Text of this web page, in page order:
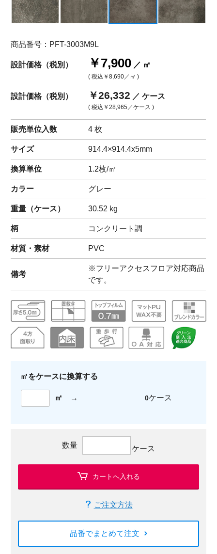
商品番号：PFT-3003M9L
設計価格（税別） ￥7,900 ／ ㎡
( 税込 ￥8,690／㎡ )
設計価格（税別） ￥26,332 ／ ケース
( 税込 ￥28,965／ケース )
販売単位入数 4 枚
サイズ 914.4×914.4x5mm
換算単位 1.2枚/㎡
カラー グレー
重量（ケース） 30.52 kg
柄 コンクリート調
材質・素材 PVC
備考
※フリーアクセスフロア対応商品
です。
㎡をケースに換算する
㎡ → 0ケース
数量 ケース
カートへ入れる
ご注文方法
品番でまとめて注文